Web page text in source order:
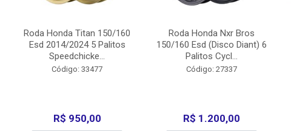
Roda Honda Titan 150/160
Esd 2014/2024 5 Palitos
Speedchicke...
Código: 33477
R$ 950,00
Roda Honda Nxr Bros
150/160 Esd (Disco Diant) 6
Palitos Cycl...
Código: 27337
R$ 1.200,00